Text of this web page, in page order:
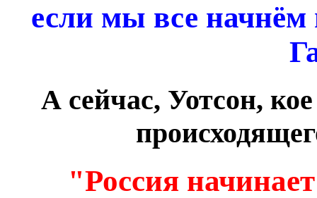
если мы все начнём
А сейчас, Уотсон,
"Россия